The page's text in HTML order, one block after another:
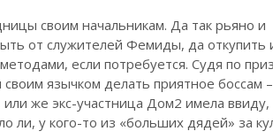
своим начальникам. Да так рьяно и
от служителей Фемиды, да откупить
если потребуется. Судя по
язычком делать приятное боссам
же экс-участница Дом2 имела ввиду,
ли, у кого-то из «больших дядей» за